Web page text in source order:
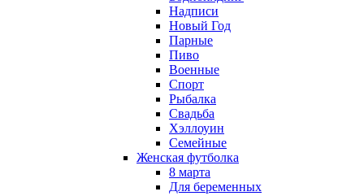
Надписи
Новый Год
Парные
Пиво
Военные
Спорт
Рыбалка
Свадьба
Хэллоуин
Семейные
Женская футболка
8 марта
Для беременных